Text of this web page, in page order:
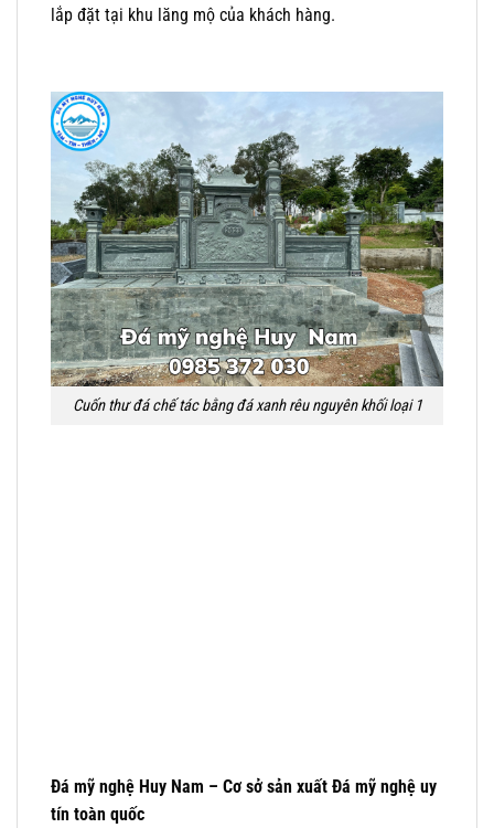
lắp đặt tại khu lăng mộ của khách hàng.
Cuốn thư đá chế tác bằng đá xanh rêu nguyên khối loại 1
Đá mỹ nghệ Huy Nam – Cơ sở sản xuất Đá mỹ nghệ uy
tín toàn quốc